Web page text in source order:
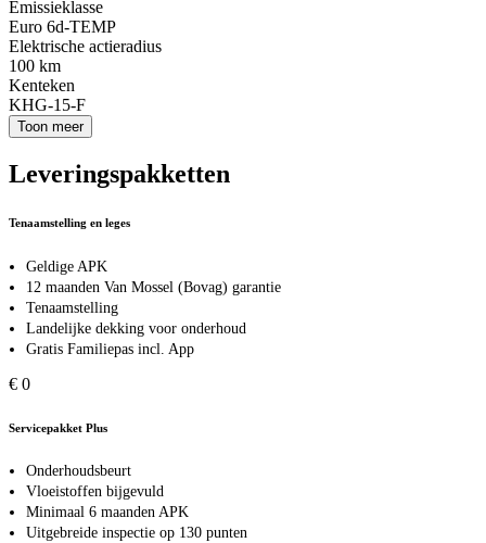
Emissieklasse
Euro 6d-TEMP
Elektrische actieradius
100 km
Kenteken
KHG-15-F
Toon meer
Leveringspakketten
Tenaamstelling en leges
Geldige APK
12 maanden Van Mossel (Bovag) garantie
Tenaamstelling
Landelijke dekking voor onderhoud
Gratis Familiepas incl. App
€ 0
Servicepakket Plus
Onderhoudsbeurt
Vloeistoffen bijgevuld
Minimaal 6 maanden APK
Uitgebreide inspectie op 130 punten